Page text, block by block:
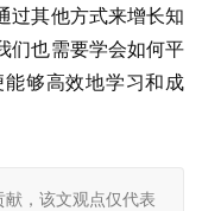
过其他方式来增长知
们也需要学会如何平
够高效地学习和成
，该文观点仅代表